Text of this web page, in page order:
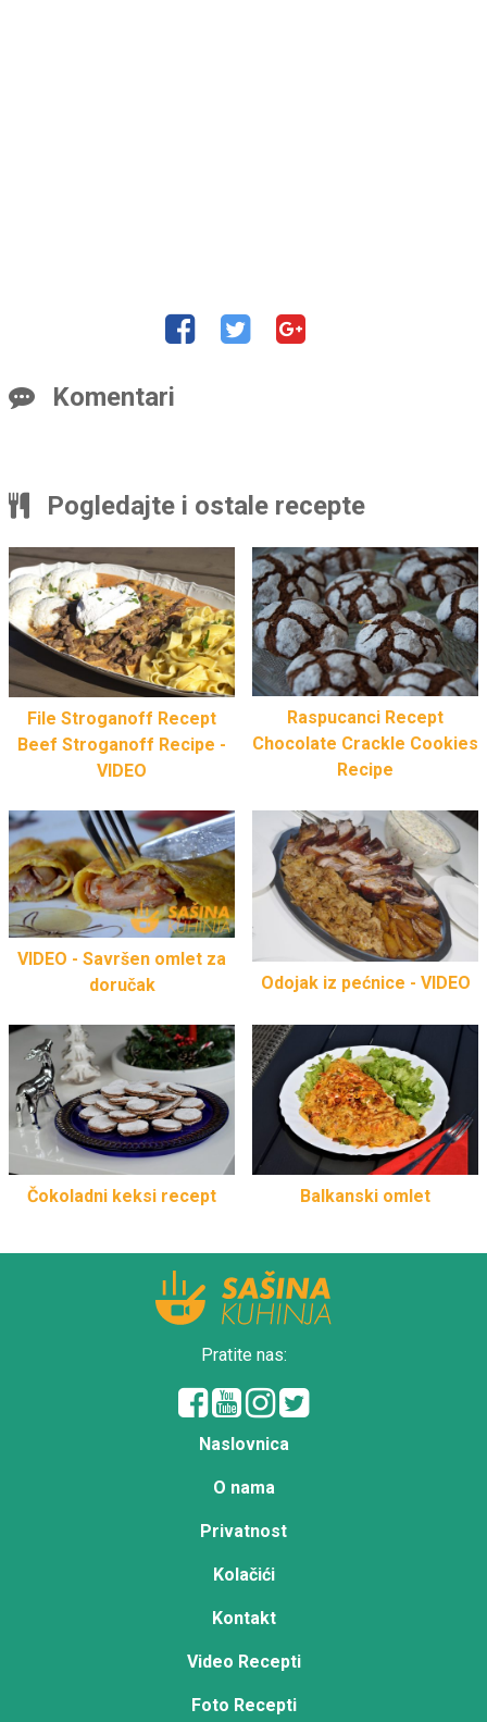
Komentari
Pogledajte i ostale recepte
File Stroganoff Recept
Beef Stroganoff Recipe -
VIDEO
Raspucanci Recept
Chocolate Crackle Cookies
Recipe
VIDEO - Savršen omlet za
doručak
Odojak iz pećnice - VIDEO
Čokoladni keksi recept Balkanski omlet
Pratite nas:
Naslovnica
O nama
Privatnost
Kolačići
Kontakt
Video Recepti
Foto Recepti